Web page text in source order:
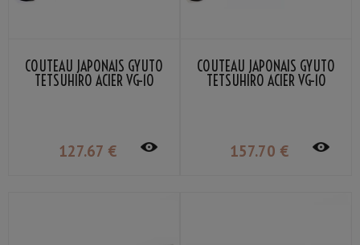
COUTEAU JAPONAIS GYUTO
TETSUHIRO ACIER VG-10
127.67 €
COUTEAU JAPONAIS GYUTO
TETSUHIRO ACIER VG-10
157.70 €